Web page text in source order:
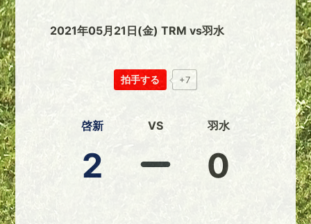
2021年05月21日(金) TRM vs羽水
拍手する +7
啓新
2
VS 羽水
0